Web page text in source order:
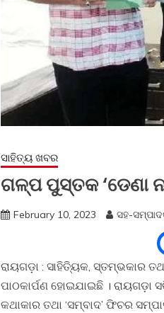
ସାହିତ୍ୟ ଖବର
ଗଳ୍ପ ପୁସ୍ତକ ‘ଡେଣା
February 10, 2023 ସହ-
ରାୟଗଡ଼ା : ସାହିତ୍ୟିକ, ସ୍ତମ୍ଭକାର
ପାଠକାର୍ପଣ ହୋଇଯାଇଛି ।
କଥାକାର ତଥା ‘ସମ୍ବାଦ’ ଫିଚର